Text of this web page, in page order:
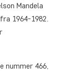
Mandela
1964-1982.
nummer 466,